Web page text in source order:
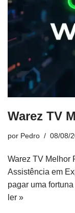
Warez TV
por Pedro 08/08/
Warez TV Melhor
Assistência em
pagar uma
ler »